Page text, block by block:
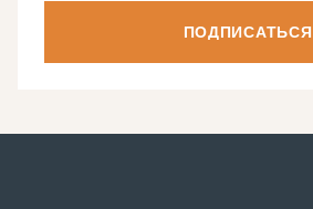
ПОДПИСАТЬСЯ